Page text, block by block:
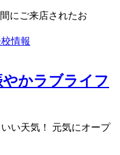
にご来店されたお
情報
かラブライフ
い天気！ 元気にオープ